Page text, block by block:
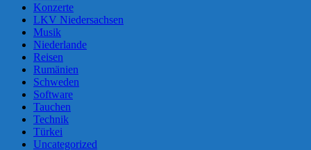
Konzerte
LKV Niedersachsen
Musik
Niederlande
Reisen
Rumänien
Schweden
Software
Tauchen
Technik
Türkei
Uncategorized